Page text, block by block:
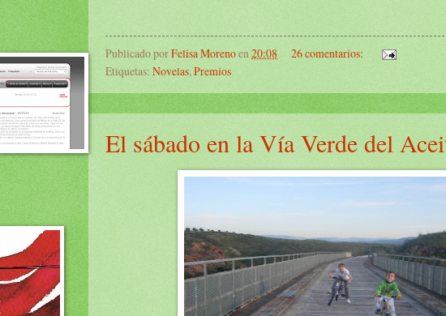
Publicado porFelisa Morenoen 20:08
26 comentarios:
Etiquetas: Novelas, Premios
El sábado en la Vía Verde del